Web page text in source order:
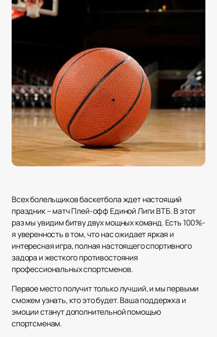
Всех болельщиков баскетбола ждет настоящий
праздник – матч Плей-офф Единой Лиги ВТБ. В этот
раз мы увидим битву двух мощных команд. Есть 100%-
я уверенность в том, что нас ожидает яркая и
интересная игра, полная настоящего спортивного
задора и жесткого противостояния
профессиональных спортсменов.
Первое место получит только лучший, и мы первыми
сможем узнать, кто это будет. Ваша поддержка и
эмоции станут дополнительной помощью
спортсменам.